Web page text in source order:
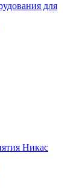
для
Никас